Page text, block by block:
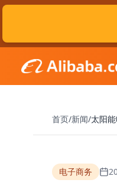
首页/新闻/太阳
电子商务